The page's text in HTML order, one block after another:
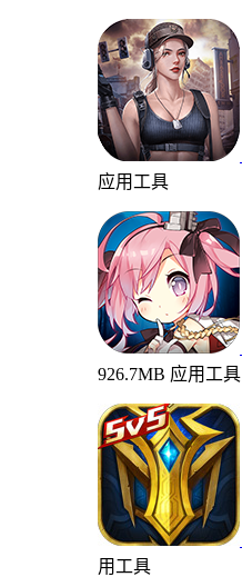
应用工具
926.7MB 应用工具
用工具